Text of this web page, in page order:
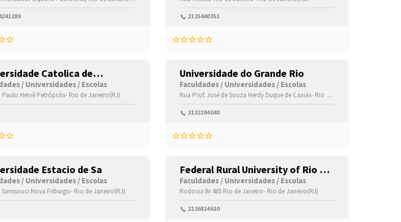
2125440351
de Janeiro(RJ),28015140
Catolica de
/ Universidades / Escolas
Paulo Hervê Petrópolis- Rio de Janeiro(RJ)
Universidade do Grande Rio
Faculdades / Universidades / Escolas
Rua Prof. José de Souza Herdy Duque de Caxias- Rio de Janeiro(RJ)
2132194040
Estacio de Sa
/ Universidades / Escolas
Nova Friburgo- Rio de Janeiro(RJ)
Federal Rural University of Rio de
Janeiro
Faculdades / Universidades / Escolas
Rodovia Br 465 Rio de Janeiro- Rio de Janeiro(RJ)
2126814610